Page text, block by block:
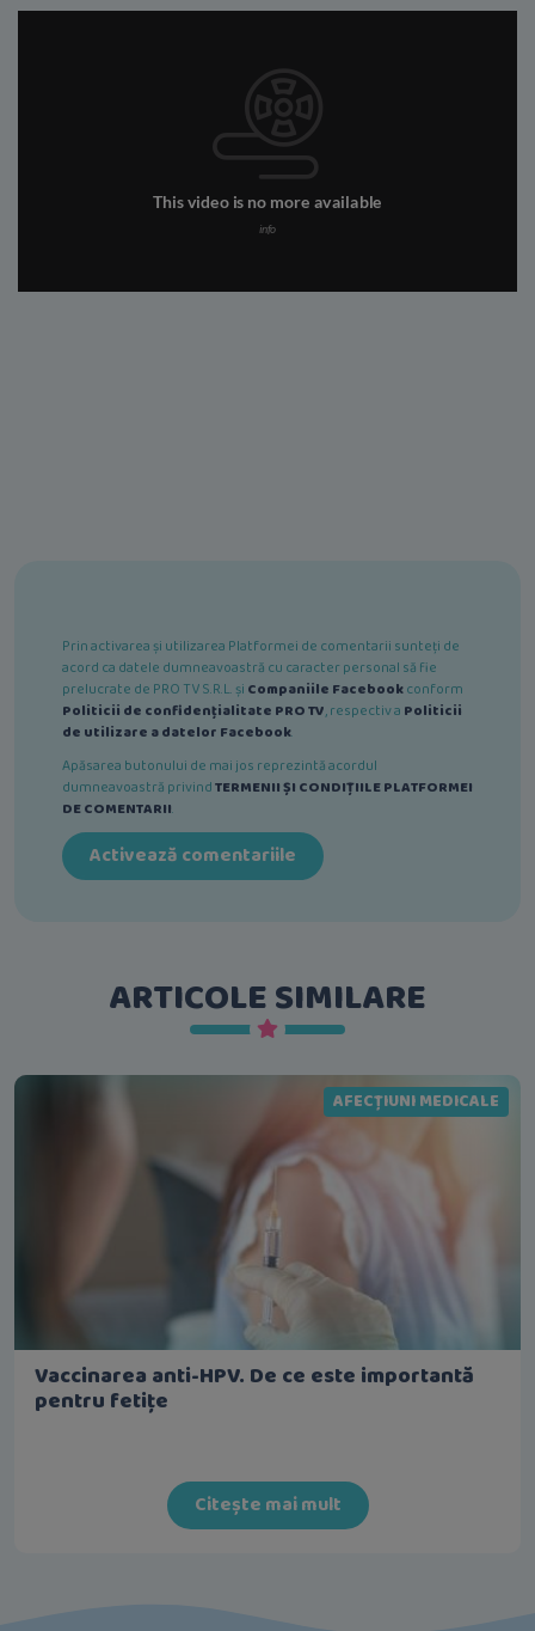
Prin activarea și utilizarea Platformei de comentarii sunteți de
acord ca datele dumneavoastră cu caracter personal să fie
prelucrate de PRO TV S.R.L. și Companiile Facebookconform
Politicii de confidențialitate PRO TV, respectiv a Politicii
de utilizare a datelor Facebook.
Apăsarea butonului de mai jos reprezintă acordul
dumneavoastră privindTERMENII ȘI CONDIȚIILE PLATFORMEI
DE COMENTARII.
Activează comentariile
ARTICOLE SIMILARE
AFECȚIUNI MEDICALE
Vaccinarea anti-HPV. De ce este importantă
pentru fetițe
Citește mai mult